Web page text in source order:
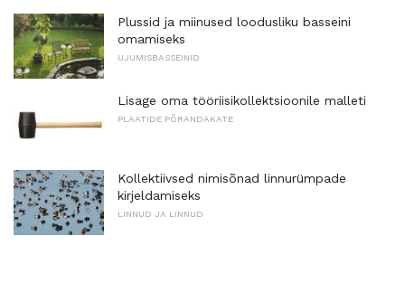
Plussid ja miinused loodusliku basseini
omamiseks
UJUMISBASSEINID
Lisage oma tööriisikollektsioonile malleti
PLAATIDE PÕRANDAKATE
Kollektiivsed nimisõnad linnurümpade
kirjeldamiseks
LINNUD JA LINNUD